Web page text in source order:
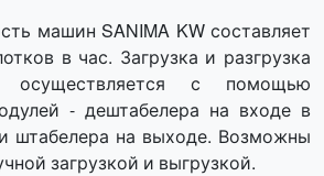
машин SANIMA KW составляет
в час. Загрузка и разгрузка
осуществляется с помощью
- дештабелера на входе в
штабелера на выходе. Возможны
загрузкой и выгрузкой.